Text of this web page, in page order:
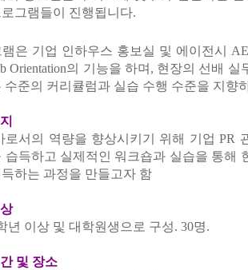
그램들이 진행됩니다.
은 기업 인하우스 홍보실 및 에이전시
Orientation의 기능을 하며, 현장의 선배 실
수준의 커리큘럼과 실습 수행 수준을 지향
로서의 역량을 향상시키기 위해 기업 PR
습득하고 실제적인 워크숍과 실습을 통해
하는 과정을 만들고자 함
년 이상 및 대학원생으로 구성. 30명.
및 장소